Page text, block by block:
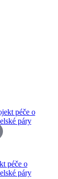
péče o
páry